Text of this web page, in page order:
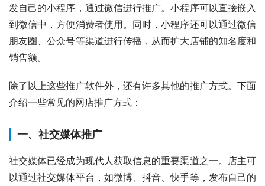
发自己的小程序，通过微信进行推广。小程序可以直接嵌入
到微信中，方便消费者使用。同时，小程序还可以通过微信
朋友圈、公众号等渠道进行传播，从而扩大店铺的知名度和
销售额。
除了以上这些推广软件外，还有许多其他的推广方式。下面
介绍一些常见的网店推广方式：
一、社交媒体推广
社交媒体已经成为现代人获取信息的重要渠道之一。店主可
以通过社交媒体平台，如微博、抖音、快手等，发布自己的